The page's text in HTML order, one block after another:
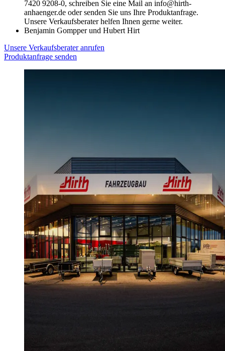
7420 9208-0, schreiben Sie eine Mail an info@hirth-
anhaenger.de oder senden Sie uns Ihre Produktanfrage.
Unsere Verkaufsberater helfen Ihnen gerne weiter.
Benjamin Gompper und Hubert Hirt
Unsere Verkaufsberater anrufen
Produktanfrage senden